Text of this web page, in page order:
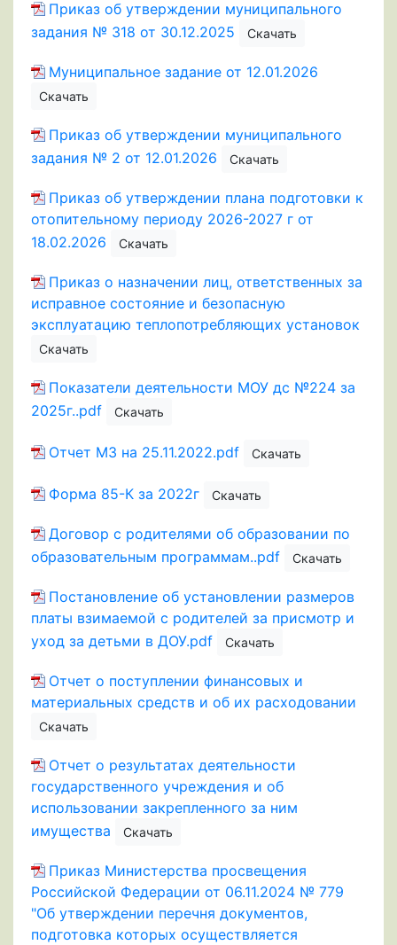
Приказ об утверждении муниципального
задания № 318 от 30.12.2025
Скачать
Муниципальное задание от 12.01.2026
Скачать
Приказ об утверждении муниципального
задания № 2 от 12.01.2026
Скачать
Приказ об утверждении плана подготовки к
отопительному периоду 2026-2027 г от
18.02.2026
Скачать
Приказ о назначении лиц, ответственных за
исправное состояние и безопасную
эксплуатацию теплопотребляющих установок
Скачать
Показатели деятельности МОУ дс №224 за
2025г..pdf
Скачать
Отчет МЗ на 25.11.2022.pdf Скачать
Форма 85-К за 2022г Скачать
Договор с родителями об образовании по
образовательным программам..pdf
Скачать
Постановление об установлении размеров
платы взимаемой с родителей за присмотр и
уход за детьми в ДОУ.pdf
Скачать
Отчет о поступлении финансовых и
материальных средств и об их расходовании
Скачать
Отчет о результатах деятельности
государственного учреждения и об
использовании закрепленного за ним
имущества
Скачать
Приказ Министерства просвещения
Российской Федерации от 06.11.2024 № 779
"Об утверждении перечня документов,
подготовка которых осуществляется